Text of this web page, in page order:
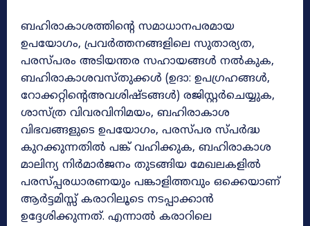
ബഹിരാകാശത്തിന്റെ സമാധാനപരമായ
ഉപയോഗം, പ്രവർത്തനങ്ങളിലെ സുതാര്യത,
പരസ്പരം അടിയന്തര സഹായങ്ങൾ നൽകുക,
ബഹിരാകാശവസ്തുക്കൾ (ഉദാ: ഉപഗ്രഹങ്ങൾ,
റോക്കറ്റിന്റെഅവശിഷ്ടങ്ങൾ) രജിസ്റ്റർചെയ്യുക,
ശാസ്ത്ര വിവരവിനിമയം, ബഹിരാകാശ
വിഭവങ്ങളുടെ ഉപയോഗം, പരസ്പര സ്പർദ്ധ
കുറക്കുന്നതിൽ പങ്ക് വഹിക്കുക, ബഹിരാകാശ
മാലിന്യ നിർമാർജനം തുടങ്ങിയ മേഖലകളിൽ
പരസ്പ്പരധാരണയും പങ്കാളിത്തവും ഒക്കെയാണ്
ആർട്ടമിസ്സ് കരാറിലൂടെ നടപ്പാക്കാൻ
ഉദ്ദേശിക്കുന്നത്. എന്നാൽ കരാറിലെ